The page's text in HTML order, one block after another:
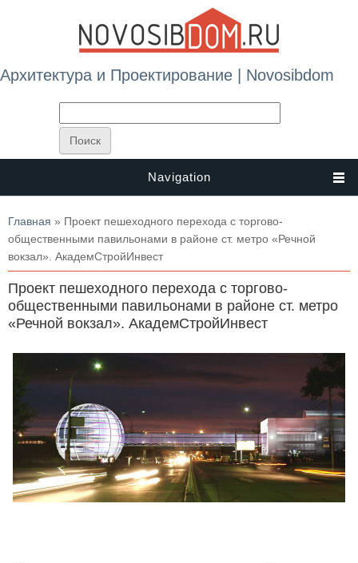
Архитектура и Проектирование | Novosibdom
Navigation
Вы здесь
Главная » Проект пешеходного перехода с торгово-
общественными павильонами в районе ст. метро «Речной
вокзал». АкадемСтройИнвест
Проект пешеходного перехода с торгово-
общественными павильонами в районе ст. метро
«Речной вокзал». АкадемСтройИнвест